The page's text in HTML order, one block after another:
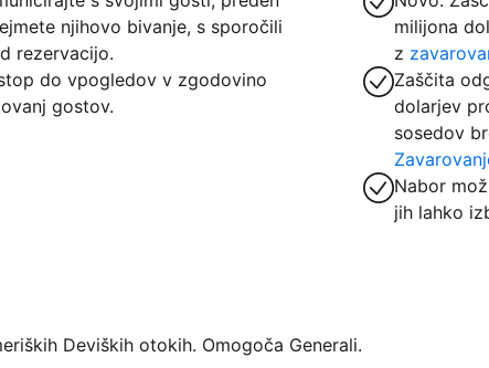
njihovo bivanje, s sporočili
rezervacijo.
do vpogledov v zgodovino
gostov.
milijona
z
Zaščita
dolarjev
sosedov
Nabor
jih lahko
Deviških otokih. Omogoča Generali.